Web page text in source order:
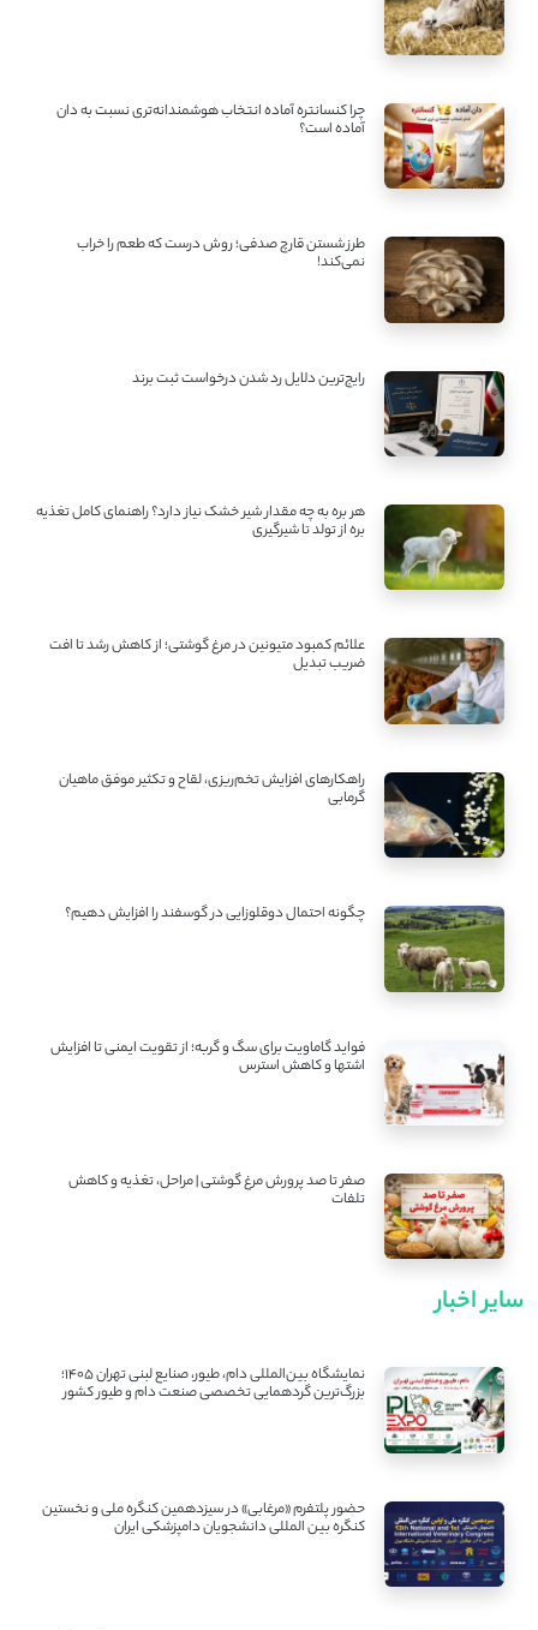
چرا کنسانتره آماده انتخاب هوشمندانه‌تری نسبت به دان
آماده است؟
طرز شستن قارچ صدفی؛ روش درست که طعم را خراب
نمی‌کند!
رایج‌ترین دلایل رد شدن درخواست ثبت برند
هر بره به چه مقدار شیر خشک نیاز دارد؟ راهنمای کامل تغذیه
بره از تولد تا شیرگیری
علائم کمبود متیونین در مرغ گوشتی؛ از کاهش رشد تا افت
ضریب تبدیل
راهکارهای افزایش تخم‌ریزی، لقاح و تکثیر موفق ماهیان
گرمابی
چگونه احتمال دوقلوزایی در گوسفند را افزایش دهیم؟
فواید گاماویت برای سگ و گربه؛ از تقویت ایمنی تا افزایش
اشتها و کاهش استرس
صفر تا صد پرورش مرغ گوشتی | مراحل، تغذیه و کاهش
تلفات
سایر اخبار
نمایشگاه بین‌المللی دام، طیور، صنایع لبنی تهران ۱۴۰۵؛
بزرگ‌ترین گردهمایی تخصصی صنعت دام و طیور کشور
حضور پلتفرم «مرغابی» در سیزدهمین کنگره ملی و نخستین
کنگره بین ‌المللی دانشجویان دامپزشکی ایران